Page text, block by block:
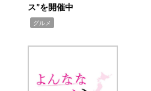
ス”を開催中
グルメ